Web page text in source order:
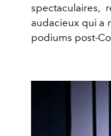
spectaculaires,
audacieux qui a
podiums post-